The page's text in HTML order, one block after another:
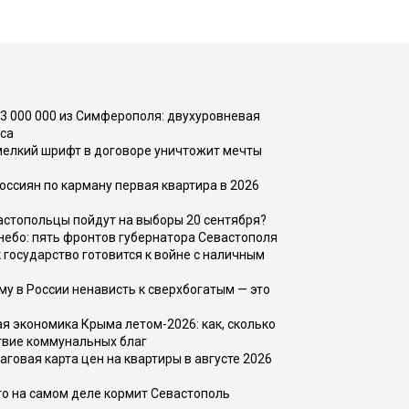
000 000 из Симферополя: двухуровневая
шрифт в договоре уничтожит мечты
по карману первая квартира в 2026
пойдут на выборы 20 сентября?
пять фронтов губернатора Севастополя
готовится к войне с наличным
в России ненависть к сверхбогатым — это
экономика Крыма летом-2026: как, сколько
коммунальных благ
карта цен на квартиры в августе 2026
на самом деле кормит Севастополь